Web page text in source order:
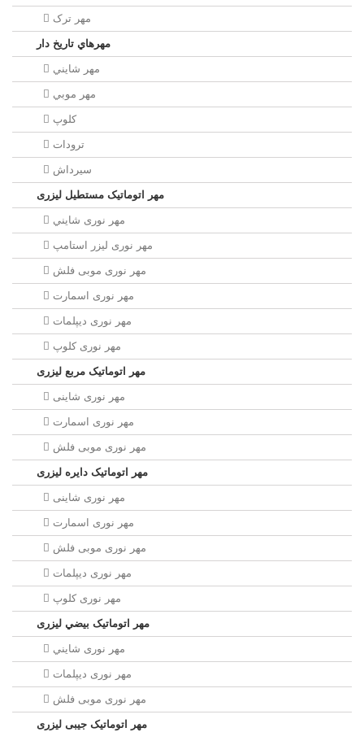
مهر ترک
مهرهاي تاريخ دار
مهر شايني
مهر موبي
کلوپ
ترودات
سیرداش
مهر اتوماتیک مستطیل لیزری
مهر نوری شايني
مهر نوری لیزر استامپ
مهر نوری موبی فلش
مهر نوری اسمارت
مهر نوری ديپلمات
مهر نوری کلوپ
مهر اتوماتیک مربع لیزری
مهر نوری شاینی
مهر نوری اسمارت
مهر نوری موبی فلش
مهر اتوماتیک دايره لیزری
مهر نوری شاینی
مهر نوری اسمارت
مهر نوری موبی فلش
مهر نوری دیپلمات
مهر نوری کلوپ
مهر اتوماتیک بيضي لیزری
مهر نوری شايني
مهر نوری دیپلمات
مهر نوری موبی فلش
مهر اتوماتیک جیبی لیزری